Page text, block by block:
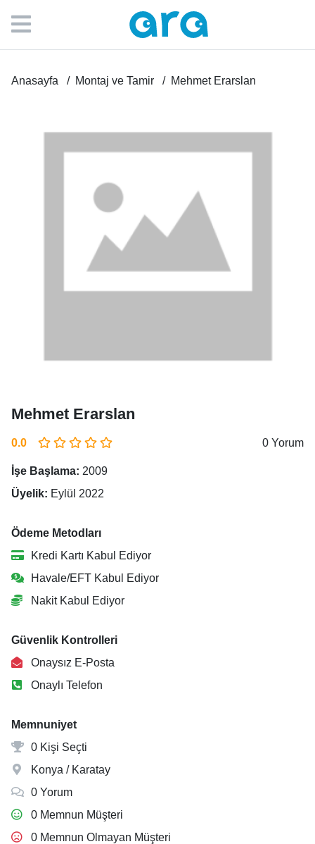
Anasayfa Montaj ve Tamir Mehmet Erarslan
Mehmet Erarslan
0.0 0 Yorum
İşe Başlama: 2009
Üyelik: Eylül 2022
Ödeme Metodları
Kredi Kartı Kabul Ediyor
Havale/EFT Kabul Ediyor
Nakit Kabul Ediyor
Güvenlik Kontrolleri
Onaysız E-Posta
Onaylı Telefon
Memnuniyet
0 Kişi Seçti
Konya / Karatay
0 Yorum
0 Memnun Müşteri
0 Memnun Olmayan Müşteri